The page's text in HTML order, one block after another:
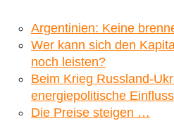
Argentinien: Keine
Wer kann sich den
noch leisten?
Beim Krieg Russland-
energiepolitische
Die Preise steigen …